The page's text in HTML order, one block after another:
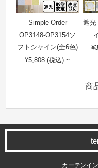
Simple Order
OP3148-OP3154ソ
フトシャイン(全6色)
¥5,808 (税込) ~
遮光
商
カーテンイ